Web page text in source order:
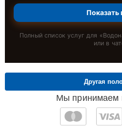
Показать
Полный список услуг для «
или в
Мы принимаем
Другая